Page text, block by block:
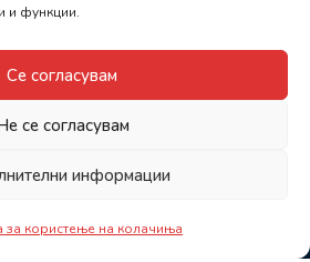
и функции.
Се согласувам
се согласувам
информации
за користење на колачиња